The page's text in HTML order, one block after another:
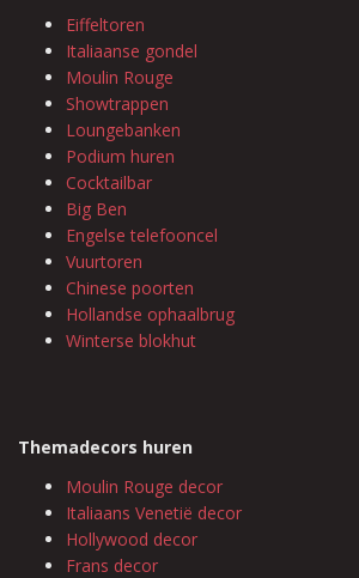
Eiffeltoren
Italiaanse gondel
Moulin Rouge
Showtrappen
Loungebanken
Podium huren
Cocktailbar
Big Ben
Engelse telefooncel
Vuurtoren
Chinese poorten
Hollandse ophaalbrug
Winterse blokhut
Themadecors huren
Moulin Rouge decor
Italiaans Venetië decor
Hollywood decor
Frans decor